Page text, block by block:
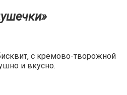
с кремово-творожной
и вкусно.